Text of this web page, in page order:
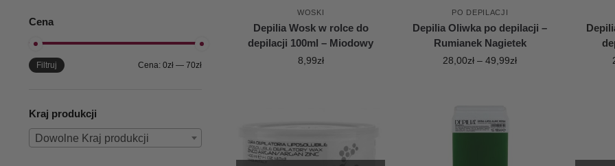
WOSKI
Depilia Wosk w rolce do
depilacji 100ml – Miodowy
8,99zł
PO DEPILACJI
Depilia Oliwka po depilacji –
Rumianek Nagietek
28,00zł – 49,99zł
Cena
Filtruj Cena: 0zł— 70zł
Kraj produkcji
Dowolne Kraj produkcji